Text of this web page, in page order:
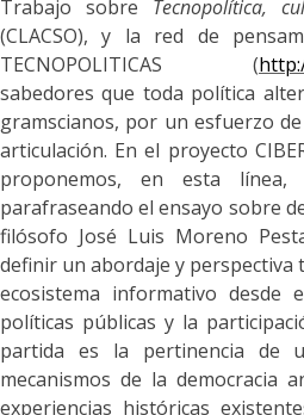
Trabajo sobre Tecnopolítica,
(CLACSO), y la red de
TECNOPOLITICAS (
sabedores que toda política
gramscianos, por un esfuerzo
articulación. En el proyecto
proponemos, en esta
parafraseando el ensayo sobre
filósofo José Luis Moreno
definir un abordaje y
ecosistema informativo
políticas públicas y la
partida es la pertinencia de
mecanismos de la democracia
experiencias históricas